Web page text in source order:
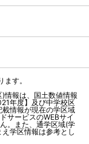
す。
情報は、国土数値情報
年度】及び中学校区
情報が現在の学区域
サービスのWEBサイ
。また、通学区域(学
学区情報は参考とし